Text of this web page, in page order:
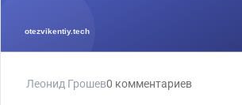
Леонид Грошев0 комментариев